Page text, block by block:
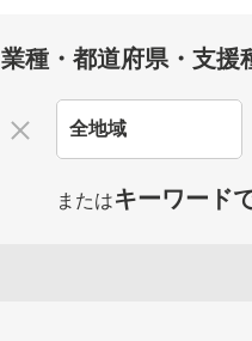
業種・都道府県・支援
またはキーワード